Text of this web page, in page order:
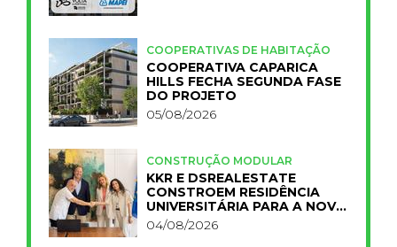
COOPERATIVAS DE HABITAÇÃO
COOPERATIVA CAPARICA
HILLS FECHA SEGUNDA FASE
DO PROJETO
05/08/2026
CONSTRUÇÃO MODULAR
KKR E DSREALESTATE
CONSTROEM RESIDÊNCIA
UNIVERSITÁRIA PARA A NOVA
FCT
04/08/2026